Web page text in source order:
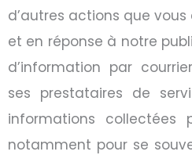
d’autres actions que
et en réponse à notre
d’information par
ses prestataires de
informations collectées
notamment pour se